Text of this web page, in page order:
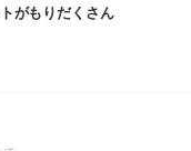
がもりだくさん